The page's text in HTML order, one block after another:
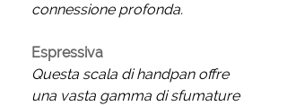
connessione profonda.
Espressiva
Questa scala di handpan offre
una vasta gamma di sfumature